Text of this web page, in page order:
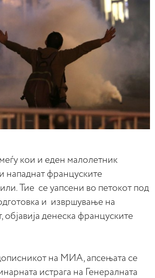
кои и еден малолетник
нападнат француските
Тие се уапсени во петокот под
и извршување на
објавија денеска француските
на МИА, апсењата се
истрага на Генералната